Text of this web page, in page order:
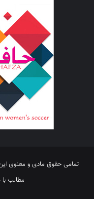
تمامی حقوق مادی و معنوی
مطالب